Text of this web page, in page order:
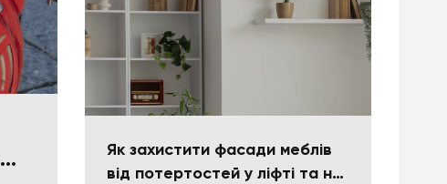
Як захистити фасади меблів
від потертостей у ліфті та на